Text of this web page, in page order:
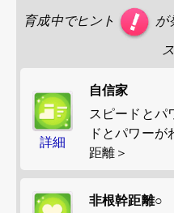
育成中でヒント
が
詳細
自信家
スピードとパ
ドとパワー
距離＞
非根幹距離○